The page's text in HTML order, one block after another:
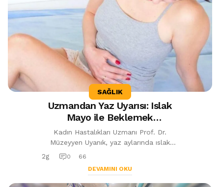
SAĞLIK
Uzmandan Yaz Uyarısı: Islak
Mayo ile Beklemek
Enfeksiyon Riskini Artırıyor
Kadın Hastalıkları Uzmanı Prof. Dr.
Müzeyyen Uyanık, yaz aylarında ıslak
mayo ile uzun süre kalmanın vajinal ve
2g 0
66
DEVAMINI OKU